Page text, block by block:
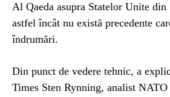
Al Qaeda asupra Statelor Unite din
astfel încât nu există precedente
îndrumări.
Din punct de vedere tehnic, a
Times Sten Rynning, analist